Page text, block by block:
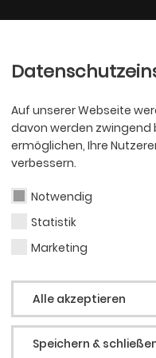
Auf unserer Webseite
davon werden zwingend
ermöglichen, Ihre
verbessern.
Notwendig
Statistik
Marketing
Alle akzeptieren
Speichern &